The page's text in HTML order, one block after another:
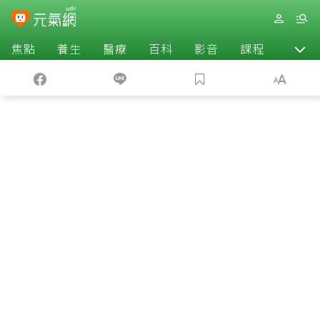
焦點 養生 醫療 百科 影音 課程 退休